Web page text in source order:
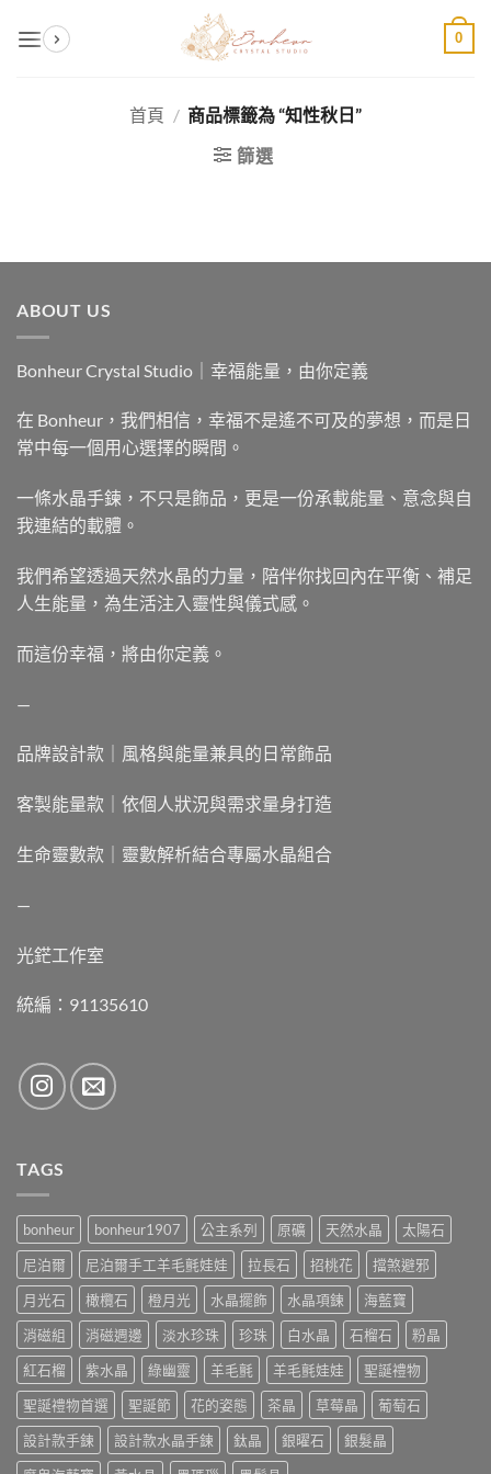
0
首頁 / 商品標籤為 “知性秋日”
篩選
ABOUT US
Bonheur Crystal Studio｜幸福能量，由你定義
在 Bonheur，我們相信，幸福不是遙不可及的夢想，而是日
常中每一個用心選擇的瞬間。
一條水晶手鍊，不只是飾品，更是一份承載能量、意念與自
我連結的載體。
我們希望透過天然水晶的力量，陪伴你找回內在平衡、補足
人生能量，為生活注入靈性與儀式感。
而這份幸福，將由你定義。
—
品牌設計款｜風格與能量兼具的日常飾品
客製能量款｜依個人狀況與需求量身打造
生命靈數款｜靈數解析結合專屬水晶組合
—
光鋩工作室
統編：91135610
TAGS
bonheur bonheur1907 公主系列 原礦 天然水晶
太陽石
尼泊爾
尼泊爾手工羊毛氈娃娃 拉長石 招桃花
擋煞避邪
月光石
橄欖石 橙月光 水晶擺飾 水晶項鍊
海藍寶
消磁組
消磁週邊 淡水珍珠 珍珠 白水晶 石榴石
粉晶
紅石榴
紫水晶 綠幽靈 羊毛氈 羊毛氈娃娃
聖誕禮物
聖誕禮物首選
聖誕節 花的姿態 茶晶 草莓晶
葡萄石
設計款手鍊
設計款水晶手鍊 鈦晶 銀曜石
銀髮晶